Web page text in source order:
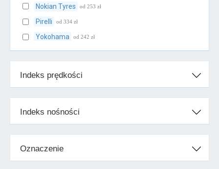
Nokian Tyres od 253 zł
Pirelli od 334 zł
Yokohama od 242 zł
Klasa średnia
BFGoodrich od 273 zł
Falken od 217 zł
Firestone od 247 zł
Indeks prędkości
Indeks nośności
Oznaczenie